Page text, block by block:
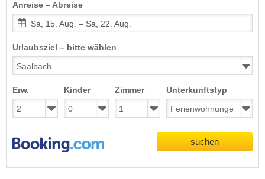
Anreise – Abreise
Sa, 15. Aug. – Sa, 22. Aug.
Urlaubsziel – bitte wählen
Erw. Kinder Zimmer Unterkunftstyp
suchen